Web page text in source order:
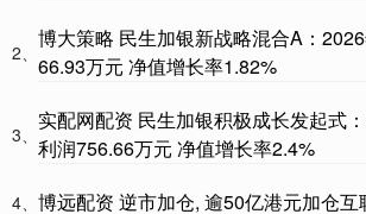
2、
博大策略 民生加银新战略混合A：
66.93万元 净值增长率1.82%
3、
实配网配资 民生加银积极成长发起式
利润756.66万元 净值增长率2.4%
4、 博远配资 逆市加仓, 逾50亿港元加仓互